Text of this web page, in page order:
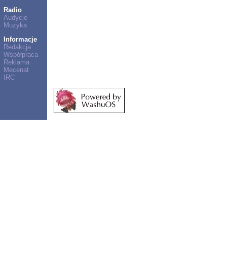
Radio
Audycje
Muzyka
Informacje
Redakcja
Współpraca
Reklama
Mecenat
IRC